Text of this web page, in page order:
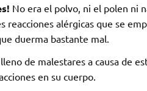
No era el polvo, ni el polen ni
alérgicas que se
duerma bastante mal.
de malestares a causa de
en su cuerpo.